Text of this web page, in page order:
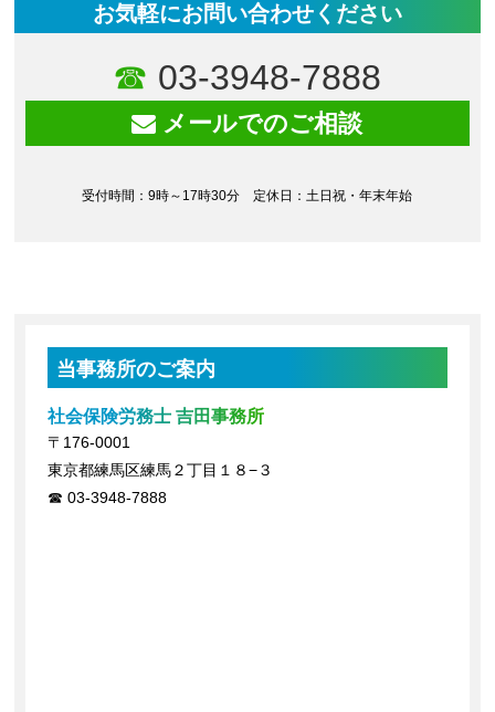
お気軽にお問い合わせください
03-3948-7888
メールでのご相談
受付時間：9時～17時30分 定休日：土日祝・年末年始
当事務所のご案内
社会保険労務士 吉田事務所
〒176-0001
東京都練馬区練馬２丁目１８−３
03-3948-7888